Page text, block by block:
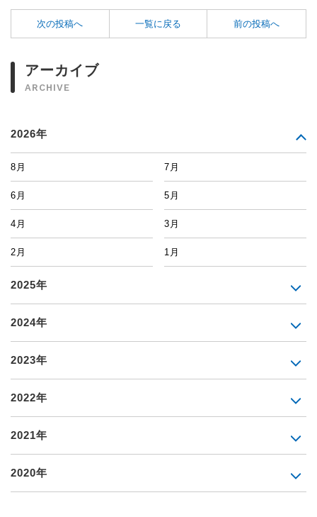
次の投稿へ 一覧に戻る 前の投稿へ
アーカイブ
ARCHIVE
2026年
8月 7月
6月 5月
4月 3月
2月 1月
2025年
2024年
2023年
2022年
2021年
2020年